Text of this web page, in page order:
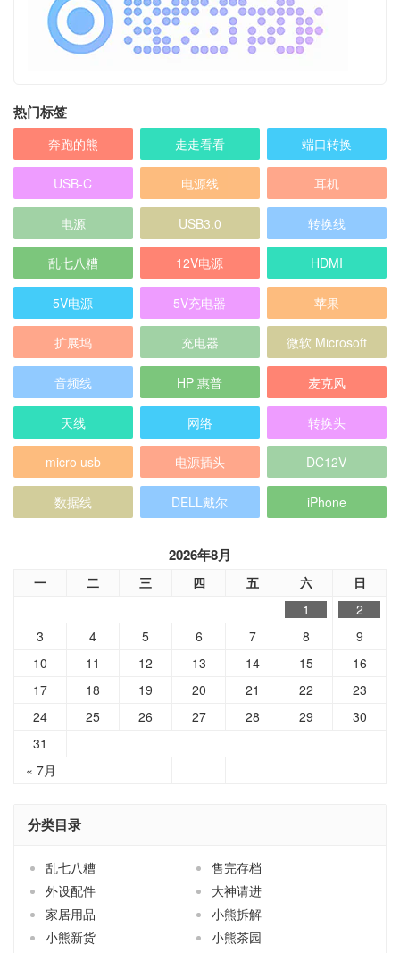
热门标签
奔跑的熊 走走看看 端口转换
USB-C 电源线 耳机
电源 USB3.0 转换线
乱七八糟 12V电源 HDMI
5V电源 5V充电器 苹果
扩展坞 充电器 微软 Microsoft
音频线 HP 惠普 麦克风
天线 网络 转换头
micro usb 电源插头 DC12V
数据线 DELL戴尔 iPhone
2026年8月
一 二 三 四 五 六 日
« 7月
1
2
3
4 5 6 7 8
9
10
11 12 13 14 15
16
17
18 19 20 21 22
23
24
25 26 27 28 29
30
31
分类目录
乱七八糟
售完存档
外设配件
大神请进
家居用品
小熊拆解
小熊新货
小熊茶园